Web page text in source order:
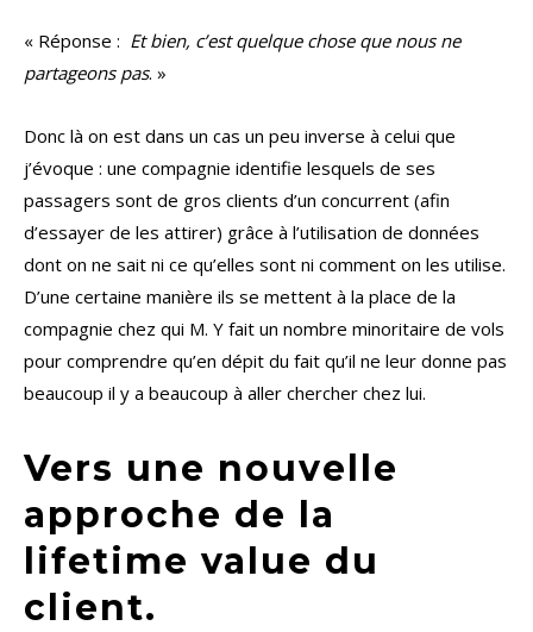
« Réponse : Et bien, c’est quelque chose que nous ne
partageons pas. »
Donc là on est dans un cas un peu inverse à celui que
j’évoque : une compagnie identifie lesquels de ses
passagers sont de gros clients d’un concurrent (afin
d’essayer de les attirer) grâce à l’utilisation de données
dont on ne sait ni ce qu’elles sont ni comment on les utilise.
D’une certaine manière ils se mettent à la place de la
compagnie chez qui M. Y fait un nombre minoritaire de vols
pour comprendre qu’en dépit du fait qu’il ne leur donne pas
beaucoup il y a beaucoup à aller chercher chez lui.
Vers une nouvelle
approche de la
lifetime value du
client.